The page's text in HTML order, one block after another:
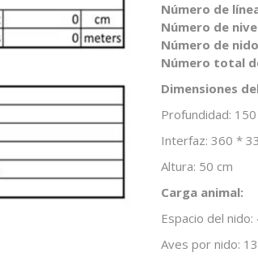
Número de
Número de
Número de
Número total
Dimensiones
Profundidad:
Interfaz: 360 *
Altura: 50 cm
Carga animal:
Espacio del nido:
Aves por nido: